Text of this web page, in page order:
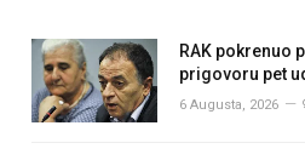
RAK pokrenuo
prigovoru pet
6 Augusta, 2026